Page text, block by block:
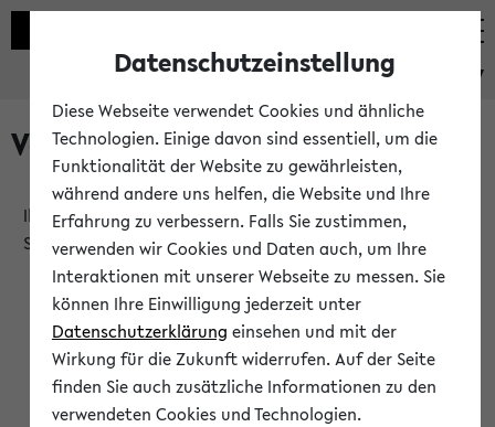
eKVV
Verlauf
Ihr Verlauf ist leer. Er wird sich im Verlauf Ihrer eKVV
Sitzung füllen.
Datenschutzeinstellung
Diese Webseite verwendet Cookies und ähnliche
Technologien. Einige davon sind essentiell, um die
Funktionalität der Website zu gewährleisten,
während andere uns helfen, die Website und Ihre
Erfahrung zu verbessern. Falls Sie zustimmen,
verwenden wir Cookies und Daten auch, um Ihre
Interaktionen mit unserer Webseite zu messen. Sie
können Ihre Einwilligung jederzeit unter
Datenschutzerklärung einsehen und mit der
Wirkung für die Zukunft widerrufen. Auf der Seite
finden Sie auch zusätzliche Informationen zu den
verwendeten Cookies und Technologien.